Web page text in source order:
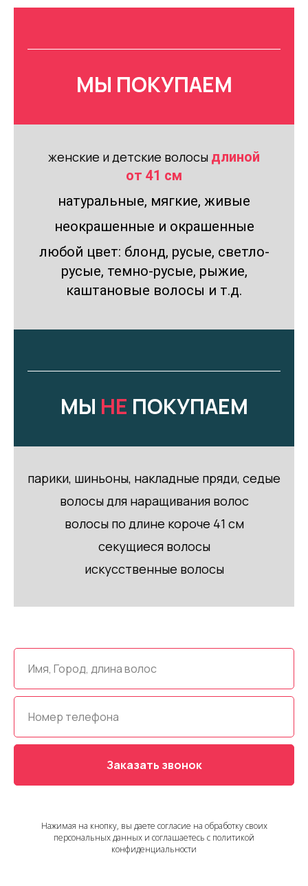
МЫ ПОКУПАЕМ
женские и детские волосы длиной
от 41 см
натуральные, мягкие, живые
неокрашенные и окрашенные
любой цвет: блонд, русые, светло-
русые, темно-русые, рыжие,
каштановые волосы и т.д.
МЫ НЕ ПОКУПАЕМ
парики, шиньоны, накладные пряди, седые
волосы для наращивания волос
волосы по длине короче 41 см
секущиеся волосы
искусственные волосы
Заказать звонок
Нажимая на кнопку, вы даете согласие на обработку своих
персональных данных и соглашаетесь с политикой
конфиденциальности